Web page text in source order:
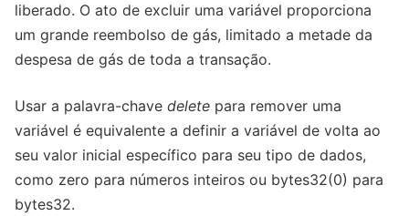
liberado. O ato de excluir uma variável proporciona
um grande reembolso de gás, limitado a metade da
despesa de gás de toda a transação.
Usar a palavra-chave delete para remover uma
variável é equivalente a definir a variável de volta ao
seu valor inicial específico para seu tipo de dados,
como zero para números inteiros ou bytes32(0) para
bytes32.